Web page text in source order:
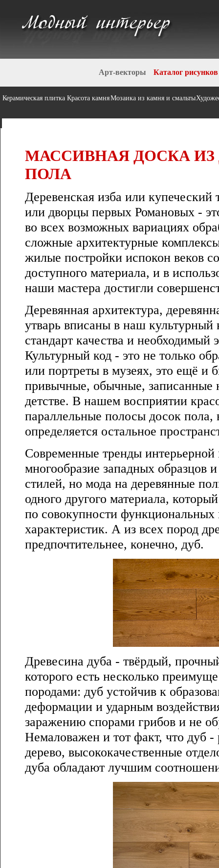
Арт-векторы Каталог рисунков
Керамическая плитка Красота камняМозаика из камня и смальты
МАССИВНАЯ ДОСКА ИЗ
ПОЛА
Деревенская изба или купеческий
или дворцы первых Романовых -
во всех возможных вариациях
сложные архитектурные
жилые постройки испокон веков
доступного материала, и в
наши мастера достигли
Деревянная архитектура,
утварь вписаны в наш культурный
стандарт качества и необходимый
Культурный код - это не только
или портреты в музеях, это ещё и
привычные, обычные, записанные
детстве. В нашем восприятии
параллельные полосы досок пола,
определяется остальное
Современные тренды интерьерной
многообразие западных образцов
стилей, но мода на деревянные
одного другого материала,
по совокупности функциональных
характеристик. А из всех пород
предпочтительнее, конечно, дуб.
Древесина дуба - твёрдый,
которого есть несколько
породами: дуб устойчив к
деформации и ударным
заражению спорами грибов и не
Немаловажен и тот факт, что дуб -
дерево, высококачественные
дуба обладают лучшим